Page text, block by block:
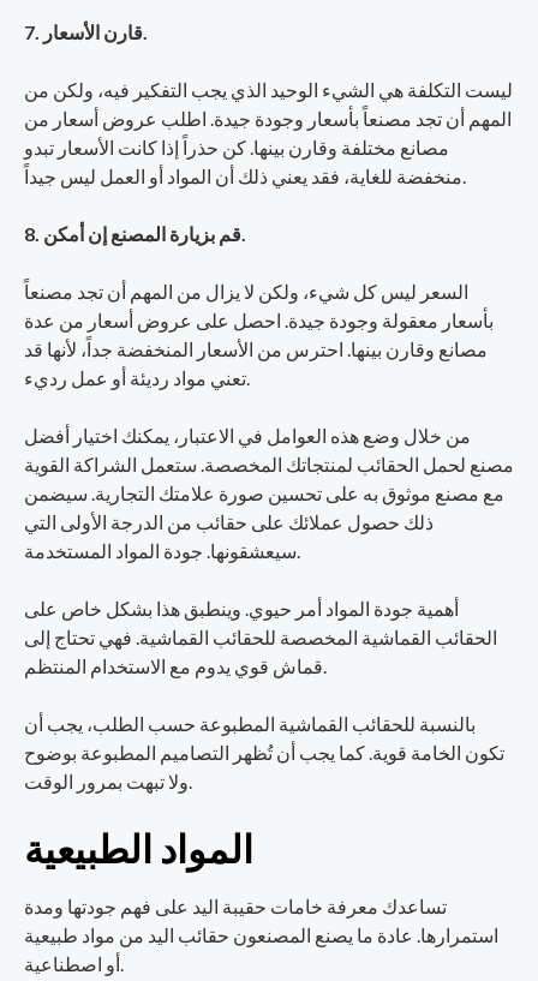
7. قارن الأسعار.
ليست التكلفة هي الشيء الوحيد الذي يجب التفكير فيه، ولكن من
المهم أن تجد مصنعاً بأسعار وجودة جيدة. اطلب عروض أسعار من
مصانع مختلفة وقارن بينها. كن حذراً إذا كانت الأسعار تبدو
منخفضة للغاية، فقد يعني ذلك أن المواد أو العمل ليس جيداً.
8. قم بزيارة المصنع إن أمكن.
السعر ليس كل شيء، ولكن لا يزال من المهم أن تجد مصنعاً
بأسعار معقولة وجودة جيدة. احصل على عروض أسعار من عدة
مصانع وقارن بينها. احترس من الأسعار المنخفضة جداً، لأنها قد
تعني مواد رديئة أو عمل رديء.
من خلال وضع هذه العوامل في الاعتبار، يمكنك اختيار أفضل
مصنع لحمل الحقائب لمنتجاتك المخصصة. ستعمل الشراكة القوية
مع مصنع موثوق به على تحسين صورة علامتك التجارية. سيضمن
ذلك حصول عملائك على حقائب من الدرجة الأولى التي
سيعشقونها. جودة المواد المستخدمة.
أهمية جودة المواد أمر حيوي. وينطبق هذا بشكل خاص على
الحقائب القماشية المخصصة للحقائب القماشية. فهي تحتاج إلى
قماش قوي يدوم مع الاستخدام المنتظم.
بالنسبة للحقائب القماشية المطبوعة حسب الطلب، يجب أن
تكون الخامة قوية. كما يجب أن تُظهر التصاميم المطبوعة بوضوح
ولا تبهت بمرور الوقت.
المواد الطبيعية
تساعدك معرفة خامات حقيبة اليد على فهم جودتها ومدة
استمرارها. عادة ما يصنع المصنعون حقائب اليد من مواد طبيعية
أو اصطناعية.